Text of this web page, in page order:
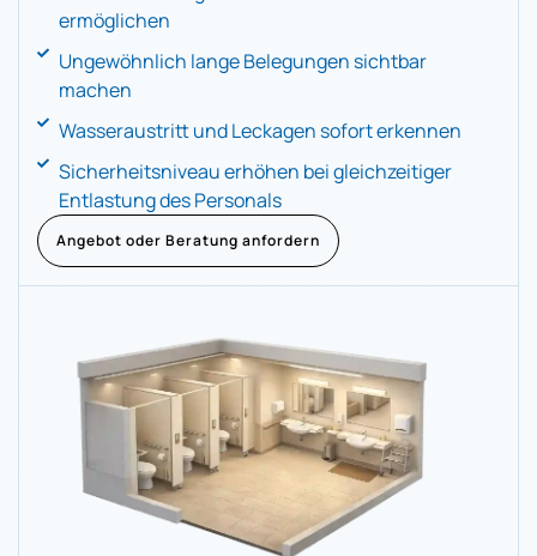
ermöglichen
Ungewöhnlich lange Belegungen sichtbar
machen
Wasseraustritt und Leckagen sofort erkennen
Sicherheitsniveau erhöhen bei gleichzeitiger
Entlastung des Personals
Angebot oder Beratung anfordern